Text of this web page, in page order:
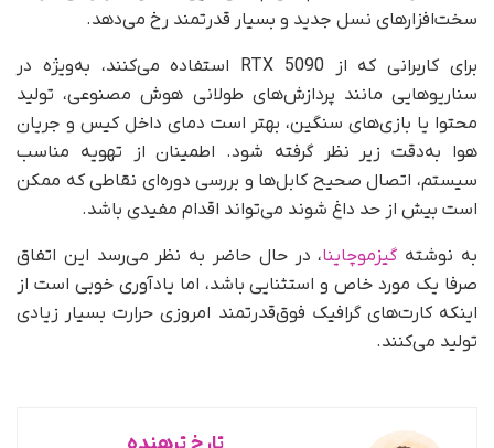
سخت‌افزارهای نسل جدید و بسیار قدرتمند رخ می‌دهد.
برای کاربرانی که از RTX 5090 استفاده می‌کنند، به‌ویژه در
سناریوهایی مانند پردازش‌های طولانی هوش مصنوعی، تولید
محتوا یا بازی‌های سنگین، بهتر است دمای داخل کیس و جریان
هوا به‌دقت زیر نظر گرفته شود. اطمینان از تهویه مناسب
سیستم، اتصال صحیح کابل‌ها و بررسی دوره‌ای نقاطی که ممکن
است بیش از حد داغ شوند می‌تواند اقدام مفیدی باشد.
به نوشتهگیزموچاینا، در حال حاضر به نظر می‌رسد این اتفاق
صرفا یک مورد خاص و استثنایی باشد، اما یادآوری خوبی است از
اینکه کارت‌های گرافیک فوق‌قدرتمند امروزی حرارت بسیار زیادی
تولید می‌کنند.